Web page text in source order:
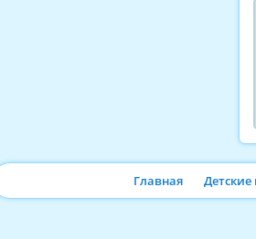
Главная